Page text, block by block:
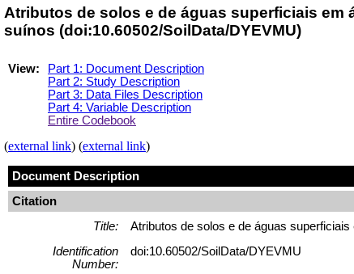
Atributos de solos e de águas superficiais em
suínos (doi:10.60502/SoilData/DYEVMU)
View:
Part 1: Document Description
Part 2: Study Description
Part 3: Data Files Description
Part 4: Variable Description
Entire Codebook
(external link) (external link)
Document Description
Citation
Title:
Atributos de solos e de águas
Identification
Number:
doi:10.60502/SoilData/DYEVMU